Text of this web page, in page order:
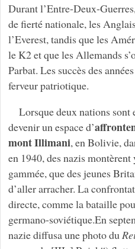
Durant l’Entre-Deux-
de fierté nationale, les
l’Everest, tandis que les
le K2 et que les Allemands
Parbat. Les succès des
ferveur patriotique.
Lorsque deux nations sont
devenir un espace d’
mont Illimani, en Bolivie,
en 1940, des nazis
gammée, que des jeunes
d’aller arracher. La
directe, comme la bataille
germano-soviétique.En
nazie diffusa une photo du